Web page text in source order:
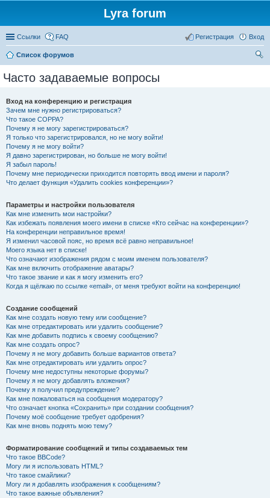
Lyra forum
Ссылки FAQ Вход
Регистрация
Список форумов
Часто задаваемые вопросы
Вход на конференцию и регистрация
Зачем мне нужно регистрироваться?
Что такое COPPA?
Почему я не могу зарегистрироваться?
Я только что зарегистрировался, но не могу войти!
Почему я не могу войти?
Я давно зарегистрирован, но больше не могу войти!
Я забыл пароль!
Почему мне периодически приходится повторять ввод имени и пароля?
Что делает функция «Удалить cookies конференции»?
Параметры и настройки пользователя
Как мне изменить мои настройки?
Как избежать появления моего имени в списке «Кто сейчас на конференции»?
На конференции неправильное время!
Я изменил часовой пояс, но время всё равно неправильное!
Моего языка нет в списке!
Что означают изображения рядом с моим именем пользователя?
Как мне включить отображение аватары?
Что такое звание и как я могу изменить его?
Когда я щёлкаю по ссылке «email», от меня требуют войти на конференцию!
Создание сообщений
Как мне создать новую тему или сообщение?
Как мне отредактировать или удалить сообщение?
Как мне добавить подпись к своему сообщению?
Как мне создать опрос?
Почему я не могу добавить больше вариантов ответа?
Как мне отредактировать или удалить опрос?
Почему мне недоступны некоторые форумы?
Почему я не могу добавлять вложения?
Почему я получил предупреждение?
Как мне пожаловаться на сообщения модератору?
Что означает кнопка «Сохранить» при создании сообщения?
Почему моё сообщение требует одобрения?
Как мне вновь поднять мою тему?
Форматирование сообщений и типы создаваемых тем
Что такое BBCode?
Могу ли я использовать HTML?
Что такое смайлики?
Могу ли я добавлять изображения к сообщениям?
Что такое важные объявления?